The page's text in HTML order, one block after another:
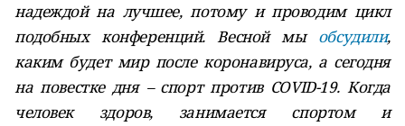
надеждой на лучшее, потому и проводим цикл
подобных конференций. Весной мы обсудили,
каким будет мир после коронавируса, а сегодня
на повестке дня – спорт против COVID-19. Когда
человек здоров, занимается спортом и